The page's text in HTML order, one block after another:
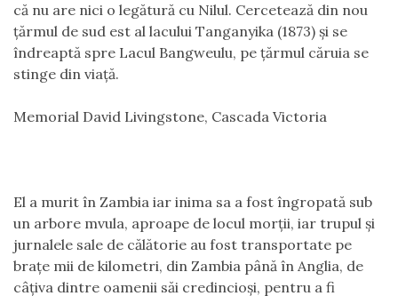
că nu are nici o legătură cu Nilul. Cercetează din nou
ţărmul de sud est al lacului Tanganyika (1873) şi se
îndreaptă spre Lacul Bangweulu, pe ţărmul căruia se
stinge din viaţă.
Memorial David Livingstone, Cascada Victoria
El a murit în Zambia iar inima sa a fost îngropată sub
un arbore mvula, aproape de locul morţii, iar trupul şi
jurnalele sale de călătorie au fost transportate pe
braţe mii de kilometri, din Zambia până în Anglia, de
câţiva dintre oamenii săi credincioşi, pentru a fi